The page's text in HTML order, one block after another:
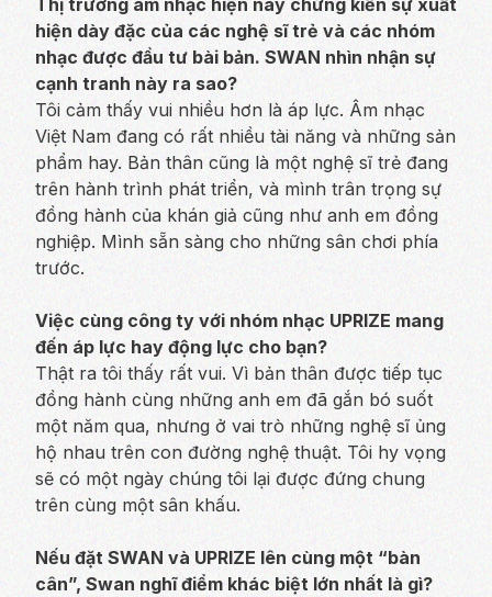
Thị trường âm nhạc hiện nay chứng kiến sự xuất
hiện dày đặc của các nghệ sĩ trẻ và các nhóm
nhạc được đầu tư bài bản. SWAN nhìn nhận sự
cạnh tranh này ra sao?
Tôi cảm thấy vui nhiều hơn là áp lực. Âm nhạc
Việt Nam đang có rất nhiều tài năng và những sản
phẩm hay. Bản thân cũng là một nghệ sĩ trẻ đang
trên hành trình phát triển, và mình trân trọng sự
đồng hành của khán giả cũng như anh em đồng
nghiệp. Mình sẵn sàng cho những sân chơi phía
trước.
Việc cùng công ty với nhóm nhạc UPRIZE mang
đến áp lực hay động lực cho bạn?
Thật ra tôi thấy rất vui. Vì bản thân được tiếp tục
đồng hành cùng những anh em đã gắn bó suốt
một năm qua, nhưng ở vai trò những nghệ sĩ ủng
hộ nhau trên con đường nghệ thuật. Tôi hy vọng
sẽ có một ngày chúng tôi lại được đứng chung
trên cùng một sân khấu.
Nếu đặt SWAN và UPRIZE lên cùng một “bàn
cân”, Swan nghĩ điểm khác biệt lớn nhất là gì?